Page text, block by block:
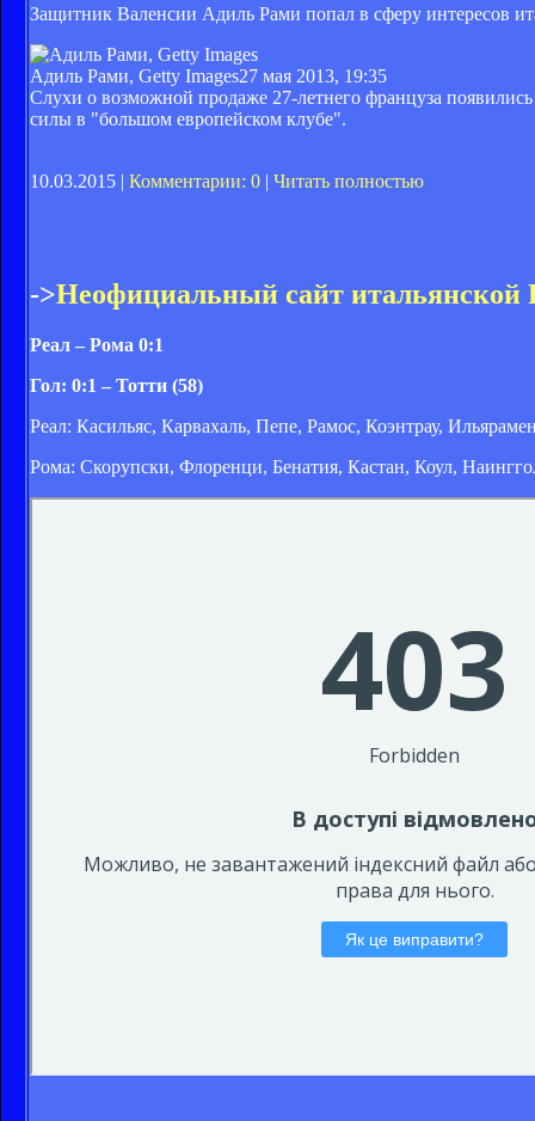
Защитник Валенсии Адиль Рами попал в сферу интересов
Адиль Рами, Getty Images27 мая 2013, 19:35
Слухи о возможной продаже 27-летнего француза
силы в "большом европейском клубе".
10.03.2015 | Комментарии: 0 | Читать полностью
->Неофициальный сайт итальянской
Реал – Рома 0:1
Гол: 0:1 – Тотти (58)
Реал: Касильяс, Карвахаль, Пепе, Рамос, Коэнтрау,
Рома: Скорупски, Флоренци, Бенатия, Кастан, Коул,